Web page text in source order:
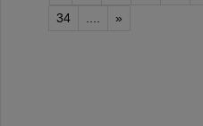
34
»